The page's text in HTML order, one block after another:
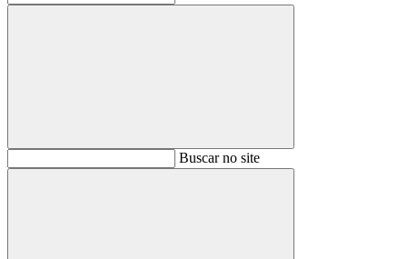
BuscarBuscar no site